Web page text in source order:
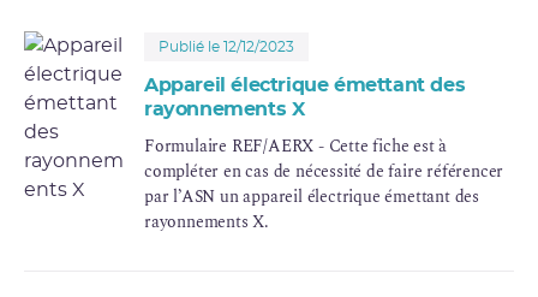
Publié le 12/12/2023
Appareil électrique émettant des
rayonnements X
Formulaire REF/AERX - Cette fiche est à
compléter en cas de nécessité de faire référencer
par l’ASN un appareil électrique émettant des
rayonnements X.